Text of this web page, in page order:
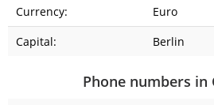
Currency:
Euro
Capital:
Berlin
Phone numbers in